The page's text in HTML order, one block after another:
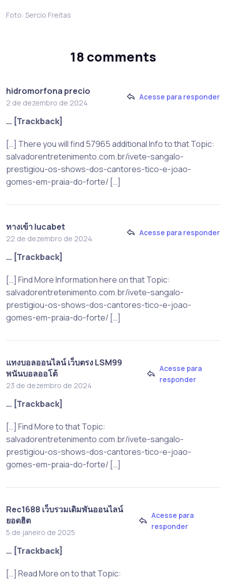
Foto: Sercio Freitas
18 comments
hidromorfona precio
2 de dezembro de 2024
Acesse para responder
… [Trackback]
[…] There you will find 57965 additional Info to that Topic:
salvadorentretenimento.com.br/ivete-sangalo-
prestigiou-os-shows-dos-cantores-tico-e-joao-
gomes-em-praia-do-forte/ […]
ทางเข้า lucabet
22 de dezembro de 2024
Acesse para responder
… [Trackback]
[…] Find More Information here on that Topic:
salvadorentretenimento.com.br/ivete-sangalo-
prestigiou-os-shows-dos-cantores-tico-e-joao-
gomes-em-praia-do-forte/ […]
แทงบอลออนไลน์ เว็บตรง LSM99
พนันบอลออโต้
23 de dezembro de 2024
Acesse para
responder
… [Trackback]
[…] Find More to that Topic:
salvadorentretenimento.com.br/ivete-sangalo-
prestigiou-os-shows-dos-cantores-tico-e-joao-
gomes-em-praia-do-forte/ […]
Rec1688 เว็บรวมเดิมพันออนไลน์
ยอดฮิต
5 de janeiro de 2025
Acesse para
responder
… [Trackback]
[…] Read More on to that Topic: